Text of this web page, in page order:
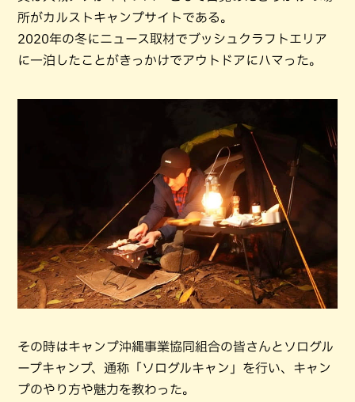
所がカルストキャンプサイトである。
2020年の冬にニュース取材でブッシュクラフトエリア
に一泊したことがきっかけでアウトドアにハマった。
その時はキャンプ沖縄事業協同組合の皆さんとソログル
ープキャンプ、通称「ソログルキャン」を行い、キャン
プのやり方や魅力を教わった。